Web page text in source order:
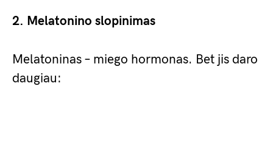
2. Melatonino slopinimas
Melatoninas – miego hormonas. Bet jis daro
daugiau: